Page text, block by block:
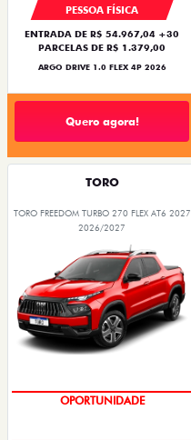
PESSOA FÍSICA
ENTRADA DE R$ 54.967,04 +30
PARCELAS DE R$ 1.379,00
ARGO DRIVE 1.0 FLEX 4P 2026
Quero agora!
TORO
TORO FREEDOM TURBO 270 FLEX AT6 2027
2026/2027
OPORTUNIDADE